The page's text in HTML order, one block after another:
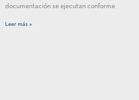
documentación se ejecutan conforme
Leer más »